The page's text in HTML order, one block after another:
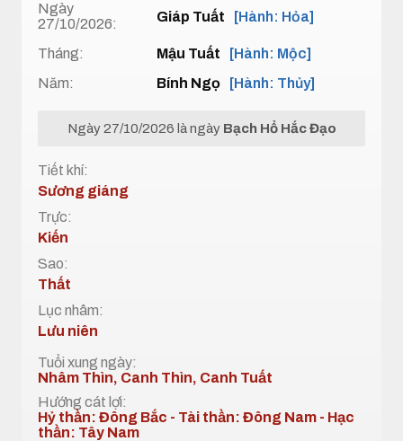
Ngày
27/10/2026:
Giáp Tuất [Hành: Hỏa]
Tháng: Mậu Tuất
[Hành: Mộc]
Năm:
Bính Ngọ [Hành: Thủy]
Ngày 27/10/2026 là ngày Bạch Hổ Hắc Đạo
Tiết khí:
Sương giáng
Trực:
Kiến
Sao:
Thất
Lục nhâm:
Lưu niên
Tuổi xung ngày:
Nhâm Thìn, Canh Thìn, Canh Tuất
Hướng cát lợi:
Hỷ thần: Đông Bắc - Tài thần: Đông Nam - Hạc
thần: Tây Nam